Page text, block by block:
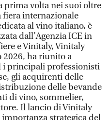
prima volta nei suoi oltre
fiera internazionale
al vino italiano, è
dall’Agenzia ICE in
e Vinitaly, Vinitaly
2026, ha riunito a
i principali professionisti
gli acquirenti delle
delle bevande
di vino, sommelier,
Il lancio di Vinitaly
strategica del